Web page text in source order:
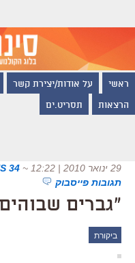
ראשי על אודות/יצירת קשר
הרצאות תסריט.ים
29 ינואר 2010 | 12:22 ~
34 COMMENTS
תגובות פייסבוק
"גברים
ביקורת